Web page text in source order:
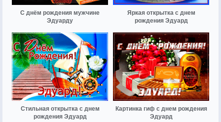
С днём рождения мужчине
Эдуарду
Яркая открытка с днем
рождения Эдуард
Стильная открытка с днем
рождения Эдуард
Картинка гиф с днем рождения
Эдуард